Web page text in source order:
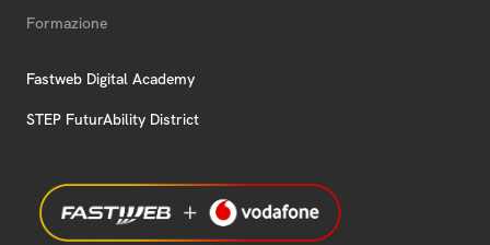
Formazione
Fastweb Digital Academy
STEP FuturAbility District